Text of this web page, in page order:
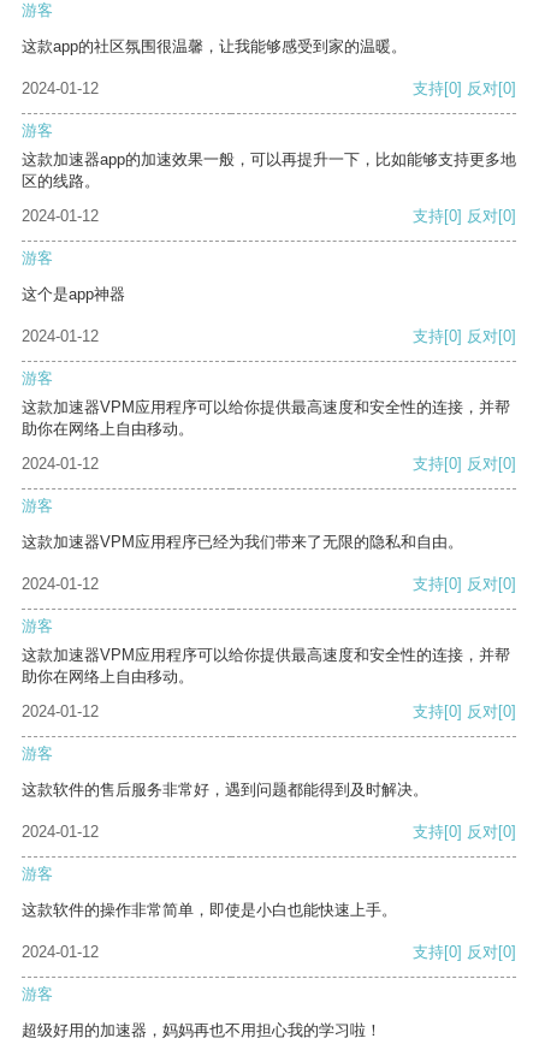
游客
这款app的社区氛围很温馨，让我能够感受到家的温暖。
2024-01-12 支持[0] 反对[0]
游客
这款加速器app的加速效果一般，可以再提升一下，比如能够支持更多地
区的线路。
2024-01-12
支持[0] 反对[0]
游客
这个是app神器
2024-01-12 支持[0] 反对[0]
游客
这款加速器VPM应用程序可以给你提供最高速度和安全性的连接，并帮
助你在网络上自由移动。
2024-01-12
支持[0] 反对[0]
游客
这款加速器VPM应用程序已经为我们带来了无限的隐私和自由。
2024-01-12 支持[0] 反对[0]
游客
这款加速器VPM应用程序可以给你提供最高速度和安全性的连接，并帮
助你在网络上自由移动。
2024-01-12
支持[0] 反对[0]
游客
这款软件的售后服务非常好，遇到问题都能得到及时解决。
2024-01-12 支持[0] 反对[0]
游客
这款软件的操作非常简单，即使是小白也能快速上手。
2024-01-12 支持[0] 反对[0]
游客
超级好用的加速器，妈妈再也不用担心我的学习啦！